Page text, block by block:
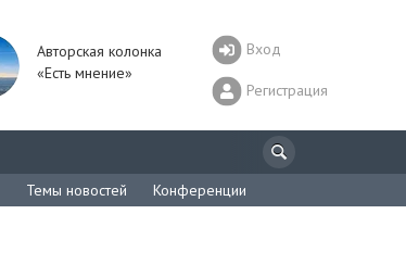
Авторская колонка
«Есть мнение»
Вход
Регистрация
Темы новостей Конференции